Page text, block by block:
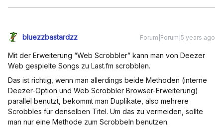
bluezzbastardzz Forum|Forum|5 years ago
Mit der Erweiterung “Web Scrobbler” kann man von Deezer
Web gespielte Songs zu Last.fm scrobblen.
Das ist richtig, wenn man allerdings beide Methoden (interne
Deezer-Option und Web Scrobbler Browser-Erweiterung)
parallel benutzt, bekommt man Duplikate, also mehrere
Scrobbles für denselben Titel. Um das zu vermeiden, sollte
man nur eine Methode zum Scrobbeln benutzen.